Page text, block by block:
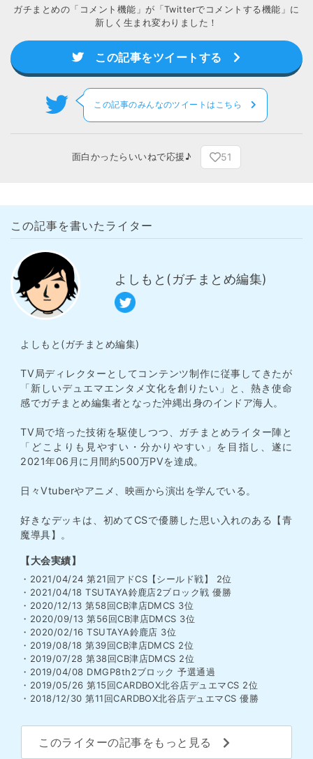
ガチまとめの「コメント機能」が「Twitterでコメントする機能」に
新しく生まれ変わりました！
この記事をツイートする
この記事のみんなのツイートはこちら
面白かったらいいねで応援♪ 51
この記事を書いたライター
よしもと(ガチまとめ編集)
よしもと(ガチまとめ編集)
TV局ディレクターとしてコンテンツ制作に従事してきたが
「新しいデュエマエンタメ文化を創りたい」と、熱き使命
感でガチまとめ編集者となった沖縄出身のインドア海人。
TV局で培った技術を駆使しつつ、ガチまとめライター陣と
「どこよりも見やすい・分かりやすい」を目指し、遂に
2021年06月に月間約500万PVを達成。
日々Vtuberやアニメ、映画から演出を学んでいる。
好きなデッキは、初めてCSで優勝した思い入れのある【青
魔導具】。
【大会実績】
・2021/04/24 第21回アドCS【シールド戦】 2位
・2021/04/18 TSUTAYA鈴鹿店2ブロック戦 優勝
・2020/12/13 第58回CB津店DMCS 3位
・2020/09/13 第56回CB津店DMCS 3位
・2020/02/16 TSUTAYA鈴鹿店 3位
・2019/08/18 第39回CB津店DMCS 2位
・2019/07/28 第38回CB津店DMCS 2位
・2019/04/08 DMGP8th2ブロック 予選通過
・2019/05/26 第15回CARDBOX北谷店デュエマCS 2位
・2018/12/30 第11回CARDBOX北谷店デュエマCS 優勝
このライターの記事をもっと見る